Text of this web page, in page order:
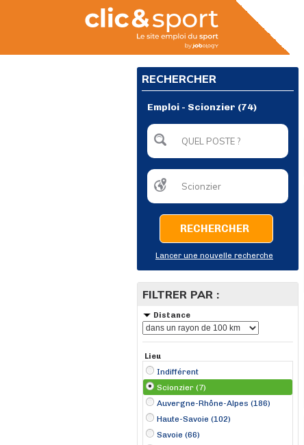
RECHERCHER
Emploi - Scionzier (74)
RECHERCHER
Lancer une nouvelle recherche
FILTRER PAR :
Distance
Lieu
Indifférent
Scionzier (7)
Auvergne-Rhône-Alpes (186)
Haute-Savoie (102)
Savoie (66)